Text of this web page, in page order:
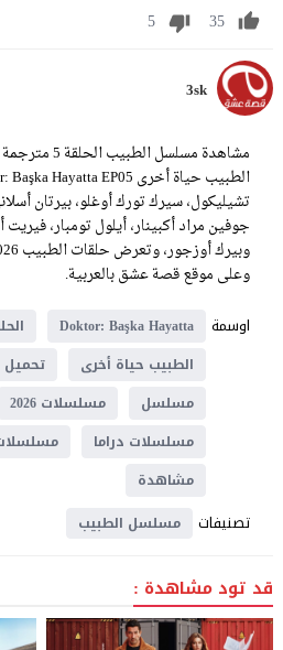
35
5
3sk
تشيليكول، سيرك تورك أوغلو، بيرتان
جوفين مراد أكبينار، أيلول تومبار،
وعلى موقع قصة عشق بالعربية.
اوسمة
Doktor: Başka Hayatta
الطبيب حياة أخرى
تحميل
مسلسل
مسلسلات 2026
مسلسلات دراما
مشاهدة
تصنيفات مسلسل الطبيب
قد تود مشاهدة :